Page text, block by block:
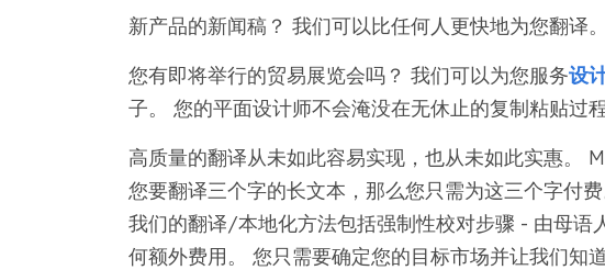
新产品的新闻稿？ 我们可以比任何人更快地为您翻译。
您有即将举行的贸易展览会吗？ 我们可以为您服务设
子。 您的平面设计师不会淹没在无休止的复制粘贴过
高质量的翻译从未如此容易实现，也从未如此实惠。
您要翻译三个字的长文本，那么您只需为这三个字付
我们的翻译/本地化方法包括强制性校对步骤 - 由母语
何额外费用。 您只需要确定您的目标市场并让我们知